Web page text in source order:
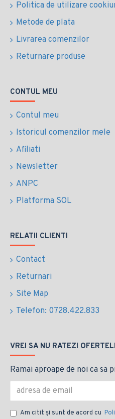
Politica de utilizare
Metode de plata
Livrarea comenzilor
Returnare produse
CONTUL MEU
Contul meu
Istoricul comenzilor mele
Afiliati
Newsletter
ANPC
Platforma SOL
RELATII CLIENTI
Contact
Returnari
Site Map
Telefon: 0728.422.833
VREI SA NU RATEZI
Ramai aproape de noi ca
Am citit şi sunt de acord cu